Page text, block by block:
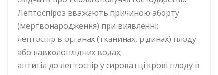
Лептоспіроз вважають причиною аборту
(мертвонародження) при виявленні:
лептоспір в органах (тканинах, рідинах) плоду
або навколоплідних водах;
антитіл до лептоспір у сироватці крові плоду в